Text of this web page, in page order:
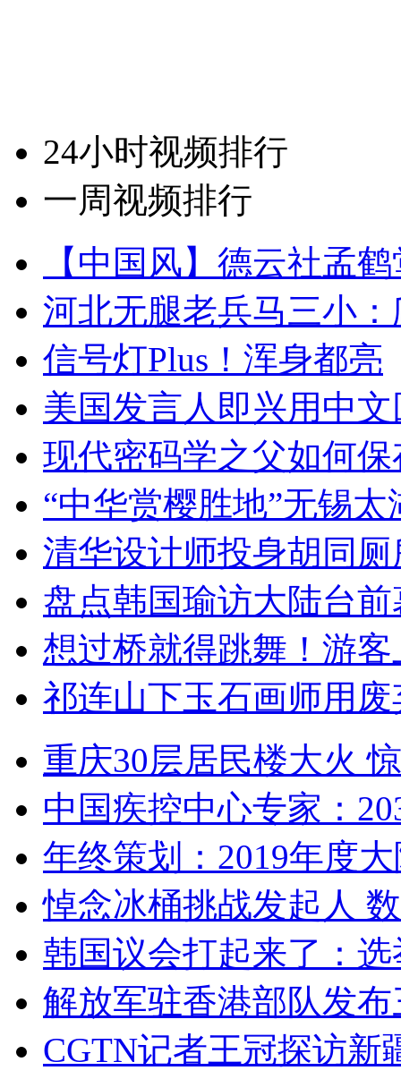
24小时视频排行
一周视频排行
【中国风】德云社孟
河北无腿老兵马三小
信号灯Plus！浑身都亮
美国发言人即兴用中
现代密码学之父如何
“中华赏樱胜地”无锡
清华设计师投身胡同
盘点韩国瑜访大陆台
想过桥就得跳舞！游客
祁连山下玉石画师用
重庆30层居民楼大火
中国疾控中心专家：
年终策划：2019年度
悼念冰桶挑战发起人
韩国议会打起来了：
解放军驻香港部队发
CGTN记者王冠探访新